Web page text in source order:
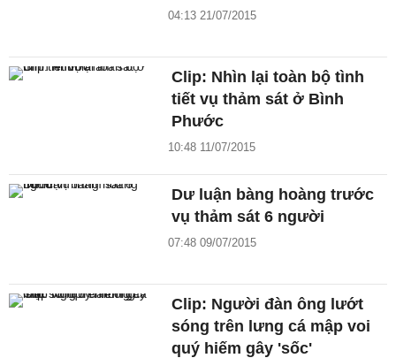
04:13 21/07/2015
Clip: Nhìn lại toàn bộ tình
tiết vụ thảm sát ở Bình
Phước
10:48 11/07/2015
Dư luận bàng hoàng trước
vụ thảm sát 6 người
07:48 09/07/2015
Clip: Người đàn ông lướt
sóng trên lưng cá mập voi
quý hiếm gây 'sốc'